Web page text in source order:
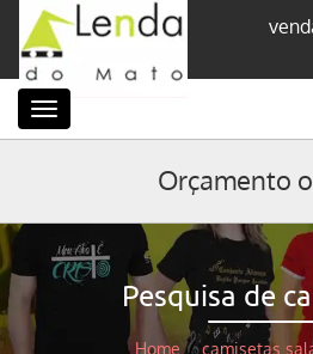
Categorias
Orçamento
Pesquisa de
Home / camisetas